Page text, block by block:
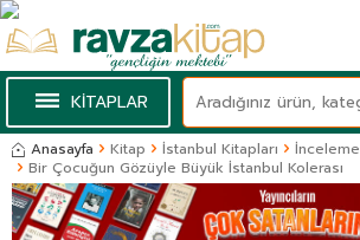
KİTAPLAR
Anasayfa Kitap İstanbul Kitapları
İnceleme
Bir Çocuğun Gözüyle Büyük İstanbul Kolerası